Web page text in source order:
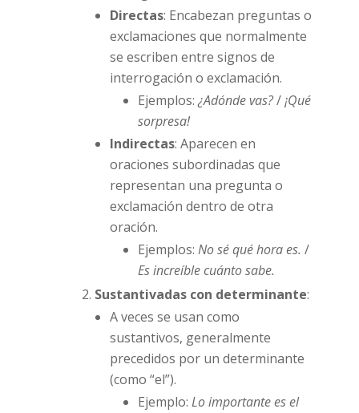
Directas: Encabezan preguntas o
exclamaciones que normalmente
se escriben entre signos de
interrogación o exclamación.
Ejemplos: ¿Adónde vas?/¡Qué
sorpresa!
Indirectas: Aparecen en
oraciones subordinadas que
representan una pregunta o
exclamación dentro de otra
oración.
Ejemplos: No sé qué hora es. /
Es increíble cuánto sabe.
Sustantivadas con determinante:
A veces se usan como
sustantivos, generalmente
precedidos por un determinante
(como “el”).
Ejemplo: Lo importante es el